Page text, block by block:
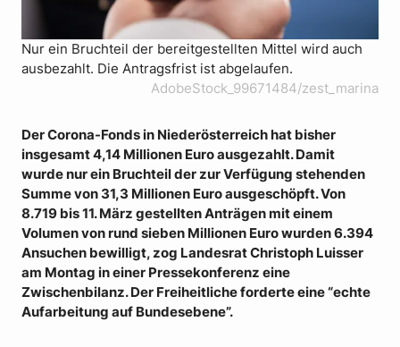
Nur ein Bruchteil der bereitgestellten Mittel wird auch
ausbezahlt. Die Antragsfrist ist abgelaufen.
AdobeStock_99671484/zest_marina
Der Corona-Fonds in Niederösterreich hat bisher
insgesamt 4,14 Millionen Euro ausgezahlt. Damit
wurde nur ein Bruchteil der zur Verfügung stehenden
Summe von 31,3 Millionen Euro ausgeschöpft. Von
8.719 bis 11. März gestellten Anträgen mit einem
Volumen von rund sieben Millionen Euro wurden 6.394
Ansuchen bewilligt, zog Landesrat Christoph Luisser
am Montag in einer Pressekonferenz eine
Zwischenbilanz. Der Freiheitliche forderte eine “echte
Aufarbeitung auf Bundesebene”.